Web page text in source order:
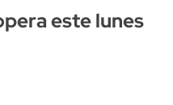
este lunes